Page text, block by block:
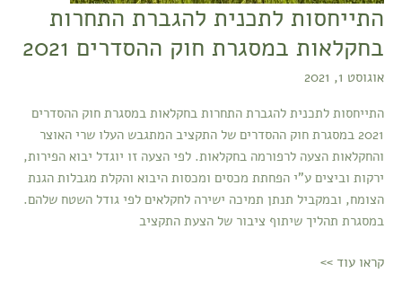
התייחסות לתכנית להגברת התחרות
בחקלאות במסגרת חוק ההסדרים 2021
אוגוסט 1, 2021
התייחסות לתכנית להגברת התחרות בחקלאות במסגרת חוק ההסדרים
2021 במסגרת חוק ההסדרים של התקציב המתגבש העלו שרי האוצר
והחקלאות הצעה לרפורמה בחקלאות. לפי הצעה זו יוגדל יבוא הפירות,
ירקות וביצים ע"י הפחתת מכסים ומכסות היבוא והקלת מגבלות הגנת
הצומח, ובמקביל תנתן תמיכה ישירה לחקלאים לפי גודל השטח שלהם.
במסגרת תהליך שיתוף ציבור של הצעת התקציב
קראו עוד >>